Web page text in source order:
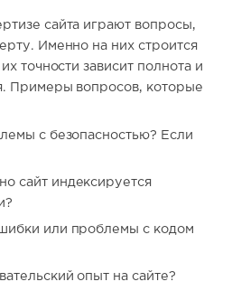
сайта играют вопросы,
Именно на них строится
точности зависит полнота и
Примеры вопросов, которые
с безопасностью? Если
сайт индексируется
или проблемы с кодом
опыт на сайте?